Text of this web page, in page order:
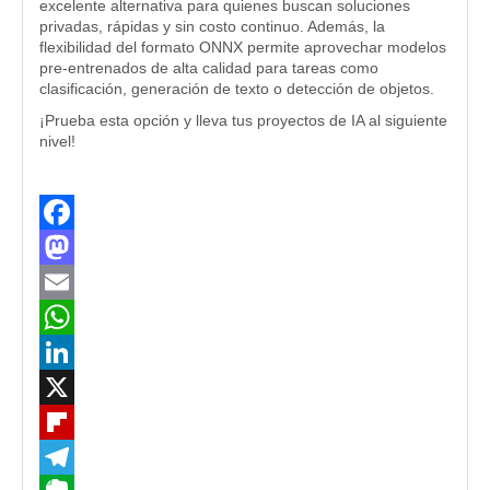
excelente alternativa para quienes buscan soluciones
privadas, rápidas y sin costo continuo. Además, la
flexibilidad del formato ONNX permite aprovechar modelos
pre-entrenados de alta calidad para tareas como
clasificación, generación de texto o detección de objetos.
¡Prueba esta opción y lleva tus proyectos de IA al siguiente
nivel!
Facebook
Mastodon
Email
WhatsApp
LinkedIn
Flipboard